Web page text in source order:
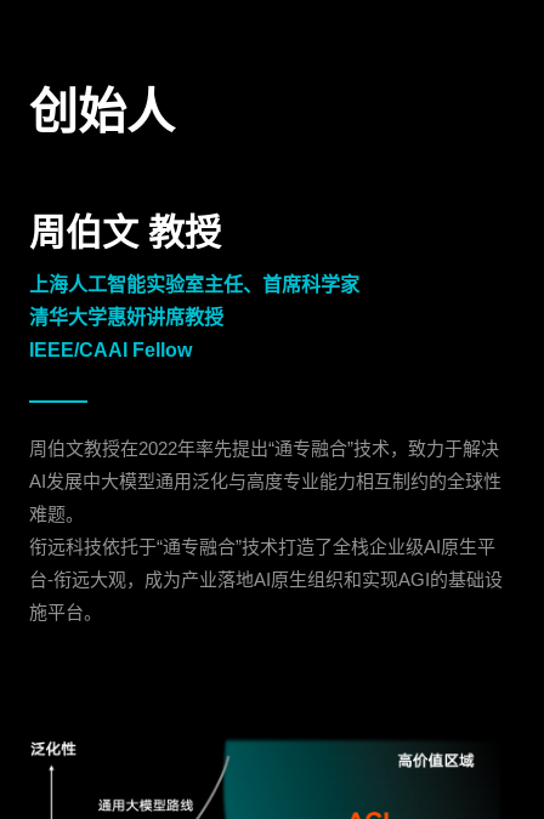
创始人
周伯文 教授
上海人工智能实验室主任、首席科学家
清华大学惠妍讲席教授
IEEE/CAAI Fellow
周伯文教授在2022年率先提出“通专融合”技术，致力于解决
AI发展中大模型通用泛化与高度专业能力相互制约的全球性
难题。
衔远科技依托于“通专融合”技术打造了全栈企业级AI原生平
台-衔远大观，成为产业落地AI原生组织和实现AGI的基础设
施平台。